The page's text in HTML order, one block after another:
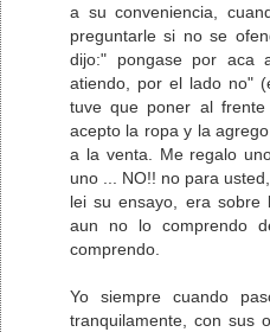
a su conveniencia,
preguntarle si no se
dijo:" pongase por aca
atiendo, por el lado no"
tuve que poner al
acepto la ropa y la
a la venta. Me regalo
uno ... NO!! no para
lei su ensayo, era sobre
aun no lo comprendo
comprendo.
Yo siempre cuando
tranquilamente, con sus